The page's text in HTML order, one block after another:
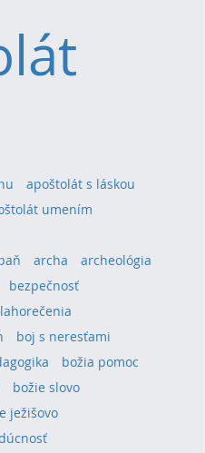
apoštolát s láskou
umením
archa
archeológia
bezpečnosť
boj s neresťami
božia pomoc
božie slovo
ježišovo